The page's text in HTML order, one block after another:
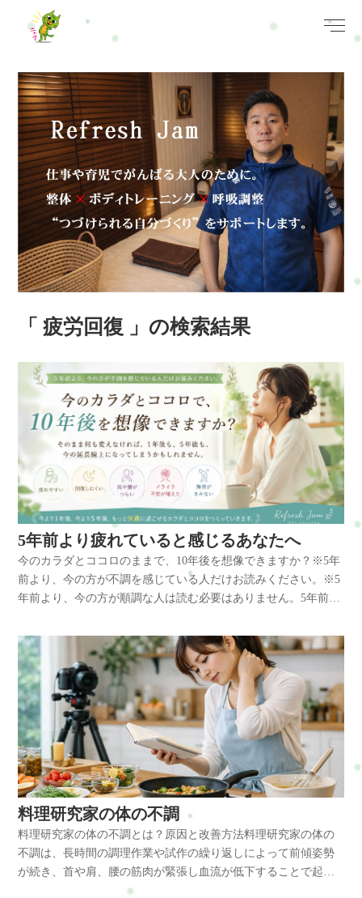
「 疲労回復 」の検索結果
5年前より疲れていると感じるあなたへ
今のカラダとココロのままで、10年後を想像できますか？※5年
前より、今の方が不調を感じている人だけお読みください。※5
年前より、今の方が順調な人は読む必要はありません。5年前と
そんな感覚はありませんか？・朝から体が重い ・眠っても疲れ
が抜けない ・肩や腰が当たり前につらい ・イライラや不安が増
えた ・以前より無理がきかなくなった 年齢だけが原因ではな
く、 仕事・生活習慣・ストレス・姿勢・運動不足・呼吸の浅さ
など、さまざまな積み重ねによって、カラダとココロは少しず
つ変化していきます。多くの方は、「まだ大丈夫」と思いなが
ら毎日を過ごしています。 でも、そのまま何も変えなければ、1
年後も、5年後も、今の延長線上になってしまう可能性がありま
す。Refresh Jamは、ただその場の疲れをラクにするだけのお店
ではありません。整体・ストレッチ・軽い運動・呼吸・リラッ
クスなどを組み合わせながら、 「これから先も仕事や生活を続
けられるカラダとココロ」を一緒につくっていく場所です。激
しいトレーニングや、無理な変化を求める必要はありません。
まずは、・少し呼吸がラクになる ・少し眠りやすくなる ・少し
料理研究家の体の不調
料理研究家の体の不調とは？原因と改善方法料理研究家の体の
不調は、長時間の調理作業や試作の繰り返しによって前傾姿勢
が続き、首や肩、腰の筋肉が緊張し血流が低下することで起こ
ります。姿勢改善やこまめなケアによって予防と改善が可能で